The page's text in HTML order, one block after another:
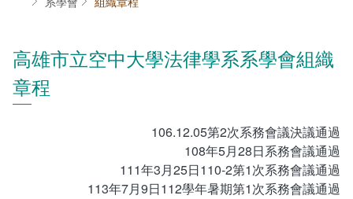
關於本系
連絡系辦
課程規劃
課程簡介
授課大綱
互動服務
檔案下載
系學會
高雄市立空中大學法律學系系學會組織
章程
106.12.05第2次系務會議決議通過
108年5月28日系務會議通過
111年3月25日110-2第1次系務會議通過
113年7月9日112學年暑期第1次系務會議通過